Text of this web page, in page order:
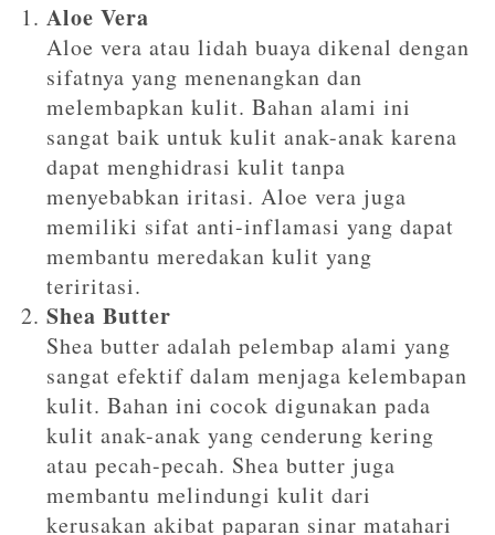
Aloe Vera
Aloe vera atau lidah buaya dikenal dengan
sifatnya yang menenangkan dan
melembapkan kulit. Bahan alami ini
sangat baik untuk kulit anak-anak karena
dapat menghidrasi kulit tanpa
menyebabkan iritasi. Aloe vera juga
memiliki sifat anti-inflamasi yang dapat
membantu meredakan kulit yang
teriritasi.
Shea Butter
Shea butter adalah pelembap alami yang
sangat efektif dalam menjaga kelembapan
kulit. Bahan ini cocok digunakan pada
kulit anak-anak yang cenderung kering
atau pecah-pecah. Shea butter juga
membantu melindungi kulit dari
kerusakan akibat paparan sinar matahari